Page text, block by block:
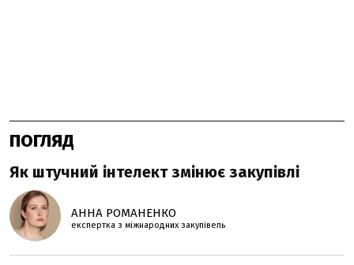
ПОГЛЯД
Як штучний інтелект змінює закупівлі
АННА РОМАНЕНКО
експертка з міжнародних закупівель